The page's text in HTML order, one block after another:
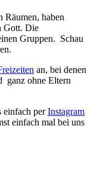
Räumen, haben
Gott. Die
Gruppen. Schau
an, bei denen
ganz ohne Eltern
einfach perInstagram
einfach mal bei uns